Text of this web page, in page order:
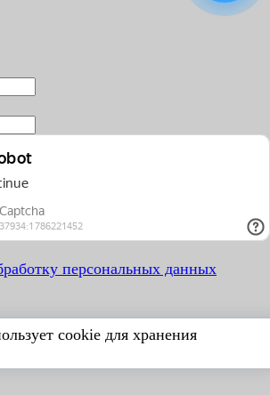
персональных данных
cookie для хранения